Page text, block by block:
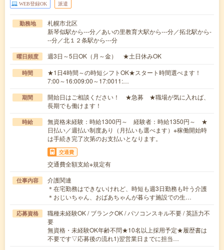
WEB登録OK 派遣
勤務地
札幌市北区
新琴似駅から---分／あいの里教育大駅から---分／拓北駅から-
--分／北１２条駅から---分
曜日頻度 週3日～5日OK（月～金） ★土日休みOK
時間
★1日4時間～の時短シフトOK★スタート時間選べます！
7:00～16:009:00～17:0011:…
期間
開始日はご相談ください！ ★急募 ★職場が気に入れば、
長期でも働けます！
時給
無資格未経験：時給1300円～ 経験者：時給1350円～ ★
日払い／週払い制度あり（月払いも選べます）※稼働開始時
は手続き完了次第のお支払いとなります。
交通費
交通費全額支給※規定有
仕事内容
介護関連
＊在宅勤務はできないけれど、時短も週3日勤務も叶う介護
＊おじいちゃん、おばあちゃんが暮らす施設での生…
応募資格
職種未経験OK / ブランクOK / パソコンスキル不要 / 英語力不
要
無資格・未経験OK年齢不問★10名以上採用予定★履歴書は
不要です▽応募後の流れ1)翌営業日までに担当…